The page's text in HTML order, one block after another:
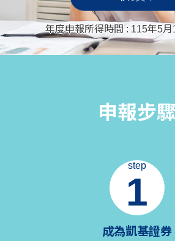
年度申報所得時間 : 115年5
申報步驟
step
1
成為凱基證券